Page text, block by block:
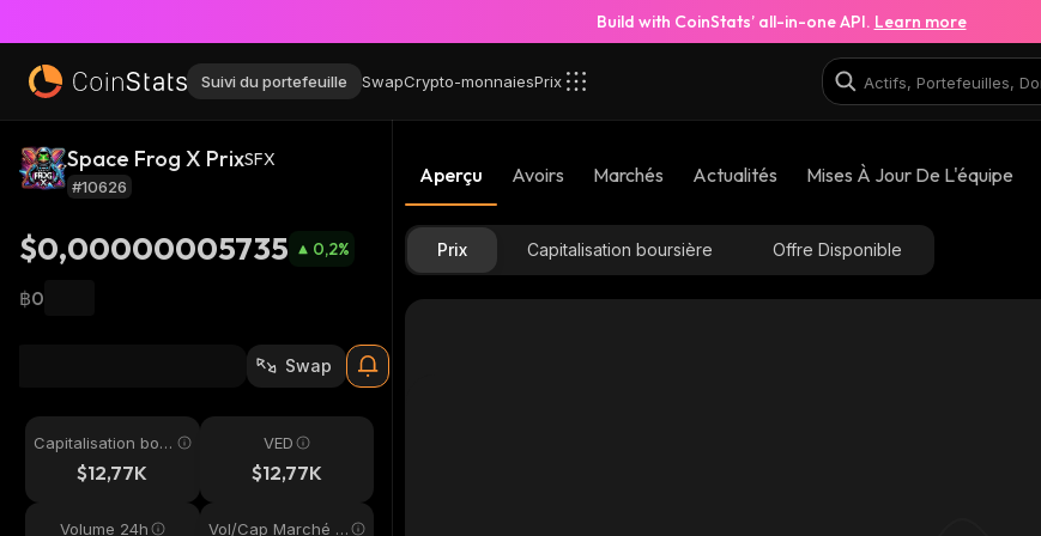
Build with CoinStats’ all-in-one API. Learn more
Suivi du portefeuille SwapCrypto-monnaiesPrix
Space Frog X PrixSFX
#10626
$0,00000005735 0,2%
฿0
Swap
Capitalisation bou
$12,77K
VED
$12,77K
Volume 24h Vol/Cap Marché 2
Aperçu Avoirs Marchés Actualités Mises À Jour De L'équipe
Prix Capitalisation boursière Offre Disponible